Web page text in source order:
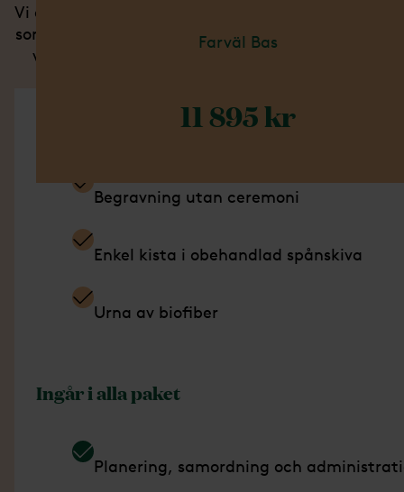
Vi erbjuder tre begravningspaket som innehåller
som behövs för att skapa ett värdigt avsked. När
väljer ett av våra paket får du ett fast pris utan
Farväl Bas
11 895 kr
Ingår i detta paket
Begravning utan ceremoni
Enkel kista i obehandlad spånskiva
Urna av biofiber
Ingår i alla paket
Planering, samordning och